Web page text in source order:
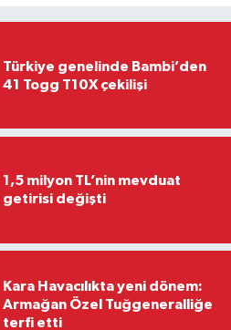
Türkiye genelinde Bambi’den
41 Togg T10X çekilişi
1,5 milyon TL’nin mevduat
getirisi değişti
Kara Havacılıkta yeni dönem:
Armağan Özel Tuğgeneralliğe
terfi etti